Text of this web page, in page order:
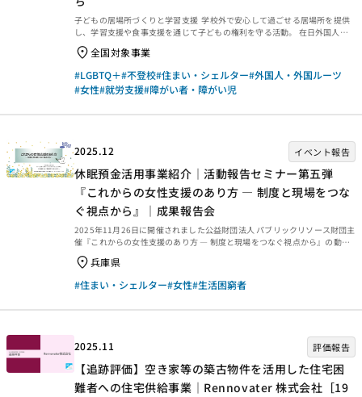
子どもの居場所づくりと学習支援 学校外で安心して過ごせる居場所を提供
し、学習支援や食事支援を通じて子どもの権利を守る活動。 在日外国人へ
の支援 言語や文化の壁を越えて、食料物資の支援や、一時的に住む場所を
確保する緊急居住支援、日本語教育を行う活動。 障がいのある人の移動と
コミュニケーション支援 休眠預金を活用して盲ろう者の外出時における移
動やコミュニケーションの支援を開始。 女性の安心できる相談窓口 DVや性
暴力被害者などを支援する専門支援員を養成。 地域住民による多文化・多
るイベントやビジョンづくりを実施。 LG...
全国対象事業
#LGBTQ＋#不登校#住まい・シェルター#外国人・外国ルーツ
#女性#就労支援#障がい者・障がい児
2025.12 イベント報告
休眠預金活用事業紹介｜活動報告セミナー第五弾
『これからの女性支援のあり方 ― 制度と現場をつな
ぐ視点から』｜成果報告会
2025年11月26日に開催されました公益財団法人 パブリックリソース財団主
催『これからの女性支援のあり方 ― 制度と現場をつなぐ視点から』の動画
をご紹介します。認定NPO法人 女性と子ども支援センター ウィメンズネッ
ト・こうべ代表理事 正井 禮子 氏による講演「現場から見た女性支援の現在
地と今後の展望」、認定NPO法人 女性と子ども支援センター ウィメンズネ
ット・こうべ事務局長 鈴木 幸恵 氏による「事業名：困難を抱える女性のた
ネルディスカッションとして「現場と制度のギャップをどう埋めるか」につ
兵庫県
#住まい・シェルター#女性#生活困窮者
2025.11 評価報告
【追跡評価】空き家等の築古物件を活用した住宅困
難者への住宅供給事業｜Rennovater 株式会社［19